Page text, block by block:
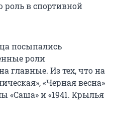
роль в спортивной
посыпались
роли
главные. Из тех, что на
«Черная весна»
«Саша» и «1941. Крылья